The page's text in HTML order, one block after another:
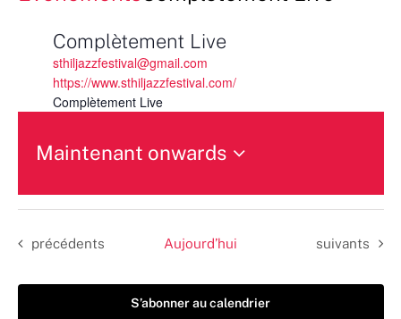
Complètement Live
sthiljazzfestival@gmail.com
https://www.sthiljazzfestival.com/
Complètement Live
Maintenant onwards
une
date.
Évènements
précédents Aujourd’hui Évènements
suivants
S’abonner au calendrier